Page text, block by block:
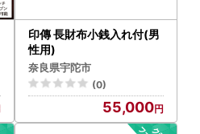
印傳 長財布小銭入れ付(男
性用)
奈良県宇陀市
(0)
55,000